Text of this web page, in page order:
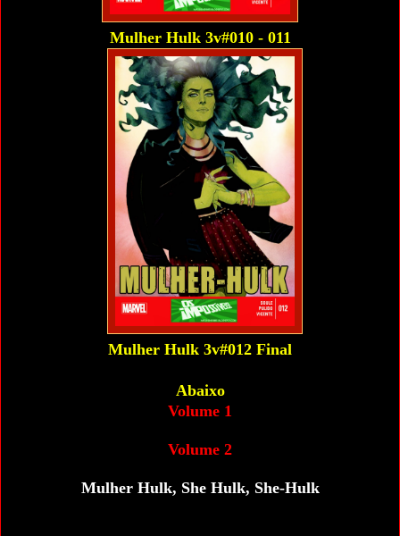
Mulher Hulk 3v#010 - 011
Mulher Hulk 3v#012 Final
Abaixo
Volume 1
Volume 2
Mulher Hulk, She Hulk, She-Hulk